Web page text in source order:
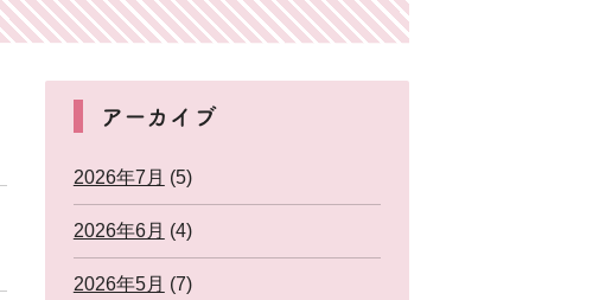
アーカイブ
2026年7月 (5)
2026年6月 (4)
2026年5月 (7)